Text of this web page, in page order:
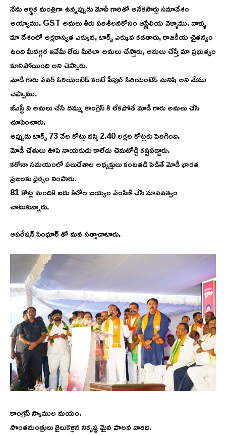
నేను ఆర్థిక మంత్రిగా ఉన్నప్పుడు మోదీ గారితో అనేకసార్లు సమావేశం
అయ్యాము. GST అమలు తీరు పరిశీలనకోసం ఆస్ట్రేలియ వెళ్ళాము. వాళ్ళు
మా దేశంలో అక్షరాస్యత ఎక్కువ, టాక్స్ ఎక్కువ కడతారు, రాజకీయ చైతన్యం
ఉంది మీదగ్గర ఇవేమీ లేదు మీరెలా అమలు చేస్తారు, అమలు చేస్తే మా ప్రభుత్వం
కూలిపోయింది అని చెప్పారు.
మోడీ గారు పవర్ ఓరియెంటెడ్ కంటే పీపుల్ ఓరియెంటెడ్ మనిషి అని మేము
చెప్పాము.
జీఎస్టీ ని అమలు చేసే దమ్ము కాంగ్రెస్ కి లేకపోతే మోడీ గారు అమలు చేసి
చూపించారు.
అప్పుడు టాక్స్ 73 వేల కోట్లు వస్తె 2.40 లక్షల కోట్లకు పెరిగింది.
మోడీ చేతులు ఊపి నాయకుడు కాలేదు చెమటోడ్చి కష్టపడ్డారు.
కరోనా సమయంలో పలుదేశాల అధ్యక్షులు కంటతడి పెడితే మోడీ భారత
ప్రజలకు ధైర్యం నింపారు.
81 కోట్ల మందికి ఐదు కిలోల బియ్యం పంపిణీ చేసి మానవత్వం
చాటుకున్నారు.
ఆపరేషన్ సింధూర్ తో మన సత్తాచాటారు.
కాంగ్రెస్ స్కాముల మయం.
సొంతమంత్రులు జైలుకెళ్లిన నికృష్ఠ మైన పాలన వారిది.